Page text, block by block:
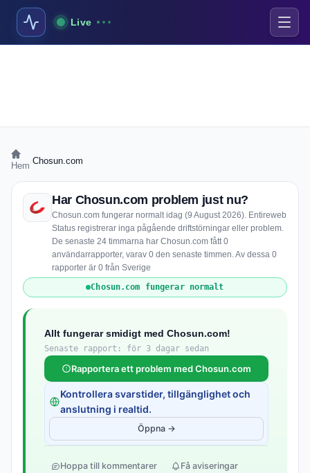
Live
Hem Chosun.com
Har Chosun.com problem just nu?
Chosun.com fungerar normalt idag (9 August 2026). Entireweb
Status registrerar inga pågående driftstörningar eller problem.
De senaste 24 timmarna har Chosun.com fått 0
användarrapporter, varav 0 den senaste timmen. Av dessa 0
rapporter är 0 från Sverige
Chosun.com fungerar normalt
Allt fungerar smidigt med Chosun.com!
Senaste rapport: för 3 dagar sedan
Rapportera ett problem med Chosun.com
Kontrollera svarstider, tillgänglighet och
anslutning i realtid.
Öppna →
Hoppa till kommentarer Få aviseringar